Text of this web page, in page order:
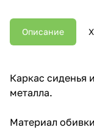
Описание
Каркас сиденья
металла.
Материал